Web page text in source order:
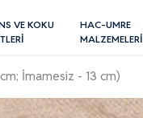
VE KOKU
HAC-UMRE
MALZEMELERİ
İmamesiz - 13 cm)